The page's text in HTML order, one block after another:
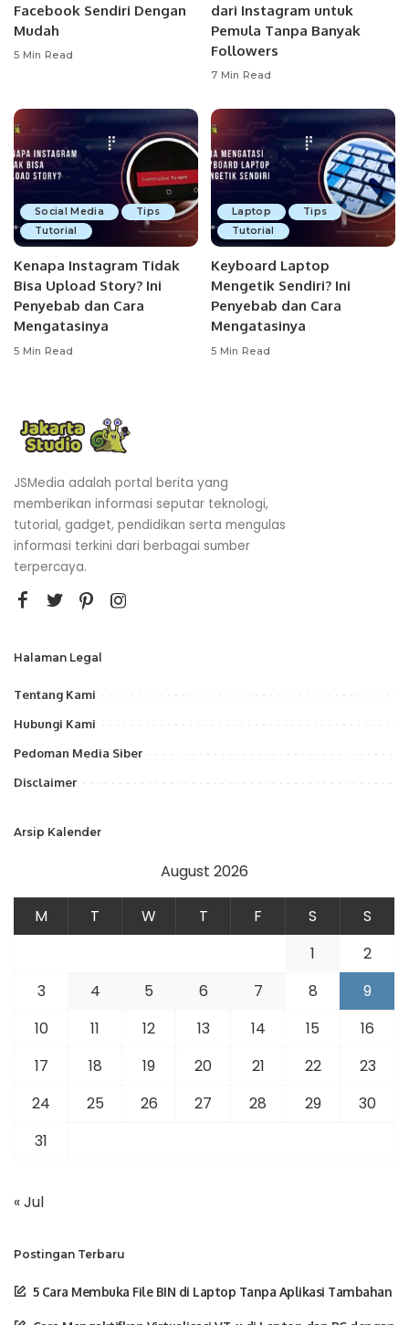
Facebook Sendiri Dengan
Mudah
5 Min Read
dari Instagram untuk
Pemula Tanpa Banyak
Followers
7 Min Read
Social Media
Tips
Tutorial
Kenapa Instagram Tidak
Bisa Upload Story? Ini
Penyebab dan Cara
Mengatasinya
5 Min Read
Laptop
Tips
Tutorial
Keyboard Laptop
Mengetik Sendiri? Ini
Penyebab dan Cara
Mengatasinya
5 Min Read
JSMedia adalah portal berita yang
memberikan informasi seputar teknologi,
tutorial, gadget, pendidikan serta mengulas
informasi terkini dari berbagai sumber
terpercaya.
Halaman Legal
Tentang Kami
Hubungi Kami
Pedoman Media Siber
Disclaimer
Arsip Kalender
August 2026
M T W T F S
S
1
2
3
4 5 6 7 8
9
10
11 12 13 14 15
16
17
18 19 20 21 22
23
24
25 26 27 28 29
30
31
« Jul
Postingan Terbaru
5 Cara Membuka File BIN di Laptop Tanpa Aplikasi Tambahan